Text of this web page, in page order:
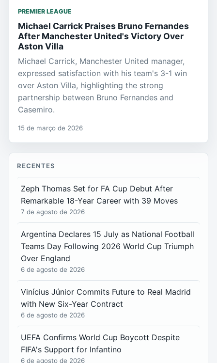
PREMIER LEAGUE
Michael Carrick Praises Bruno Fernandes
After Manchester United's Victory Over
Aston Villa
Michael Carrick, Manchester United manager,
expressed satisfaction with his team's 3-1 win
over Aston Villa, highlighting the strong
partnership between Bruno Fernandes and
Casemiro.
15 de março de 2026
RECENTES
Zeph Thomas Set for FA Cup Debut After
Remarkable 18-Year Career with 39 Moves
7 de agosto de 2026
Argentina Declares 15 July as National Football
Teams Day Following 2026 World Cup Triumph
Over England
6 de agosto de 2026
Vinícius Júnior Commits Future to Real Madrid
with New Six-Year Contract
6 de agosto de 2026
UEFA Confirms World Cup Boycott Despite
FIFA's Support for Infantino
6 de agosto de 2026